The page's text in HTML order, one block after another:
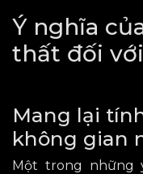
Ý nghĩa
thất đối
Mang lại
không gian
Một trong những